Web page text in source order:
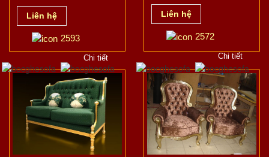
Liên hệ
2593
Chi tiết
Liên hệ
2572
Chi tiết